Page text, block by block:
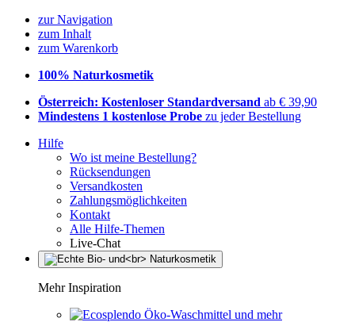
zur Navigation
zum Inhalt
zum Warenkorb
100% Naturkosmetik
Österreich: Kostenloser Standardversand ab € 39,90
Mindestens 1 kostenlose Probe zu jeder Bestellung
Hilfe
Wo ist meine Bestellung?
Rücksendungen
Versandkosten
Zahlungsmöglichkeiten
Kontakt
Alle Hilfe-Themen
Live-Chat
Mehr Inspiration
Öko-Waschmittel und mehr